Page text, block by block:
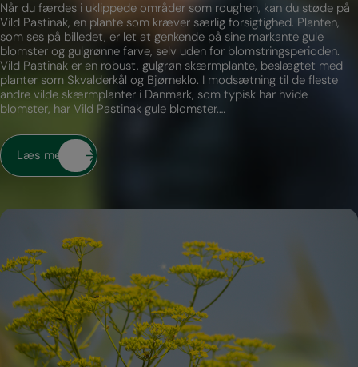
Når du færdes i uklippede områder som roughen, kan du støde på
Vild Pastinak, en plante som kræver særlig forsigtighed. Planten,
som ses på billedet, er let at genkende på sine markante gule
blomster og gulgrønne farve, selv uden for blomstringsperioden.
Vild Pastinak er en robust, gulgrøn skærmplante, beslægtet med
planter som Skvalderkål og Bjørneklo. I modsætning til de fleste
andre vilde skærmplanter i Danmark, som typisk har hvide
blomster, har Vild Pastinak gule blomster.…
Læs mere